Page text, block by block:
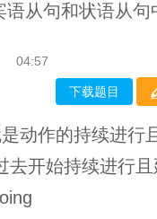
语从句和状语从句
04:57
下载题目
动作的持续进行
去开始持续进行